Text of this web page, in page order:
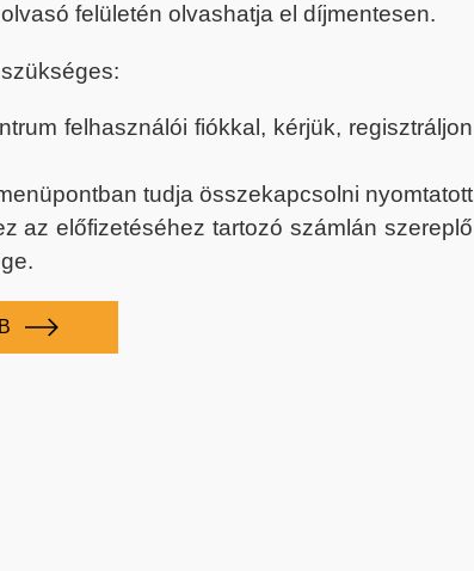
felületén olvashatja el díjmentesen.
felhasználói fiókkal, kérjük, regisztráljon
tudja összekapcsolni nyomtatott
az előfizetéséhez tartozó számlán szereplő